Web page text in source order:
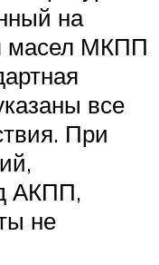
на
масел МКПП
все
При
АКПП,
не